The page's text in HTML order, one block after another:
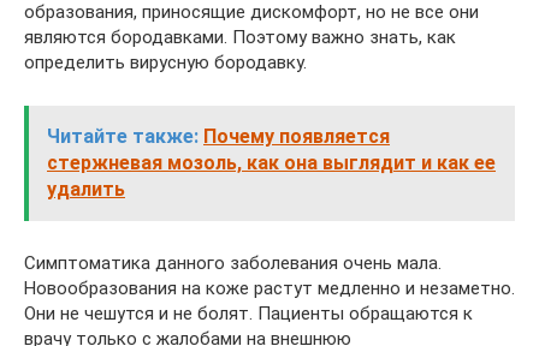
образования, приносящие дискомфорт, но не все они
являются бородавками. Поэтому важно знать, как
определить вирусную бородавку.
Читайте также: Почему появляется
стержневая мозоль, как она выглядит и как ее
удалить
Симптоматика данного заболевания очень мала.
Новообразования на коже растут медленно и незаметно.
Они не чешутся и не болят. Пациенты обращаются к
врачу только с жалобами на внешнюю